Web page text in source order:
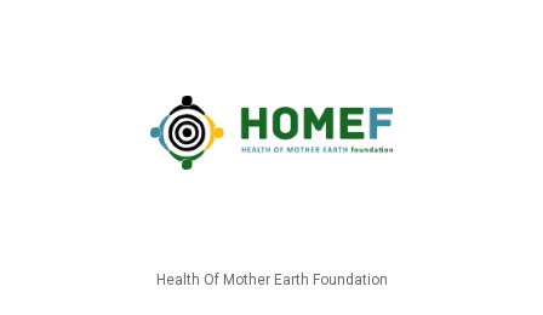
Health Of Mother Earth Foundation